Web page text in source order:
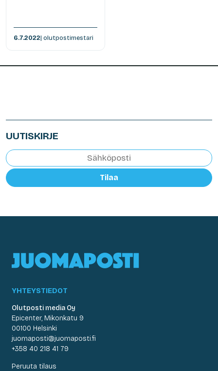
6.7.2022| olutpostimestari
UUTISKIRJE
Tilaa
YHTEYSTIEDOT
Olutposti media Oy
Epicenter, Mikonkatu 9
00100 Helsinki
juomaposti@juomaposti.fi
+358 40 218 41 79
Peruuta tilaus